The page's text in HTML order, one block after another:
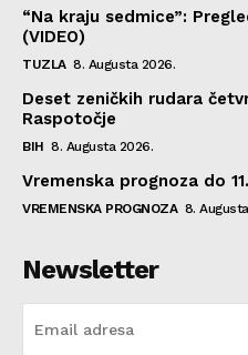
“Na kraju sedmice”:
(VIDEO)
TUZLA 8. Augusta 2026.
Deset zeničkih rudara
Raspotočje
BIH 8. Augusta 2026.
Vremenska prognoza do
VREMENSKA PROGNOZA 8.
Newsletter